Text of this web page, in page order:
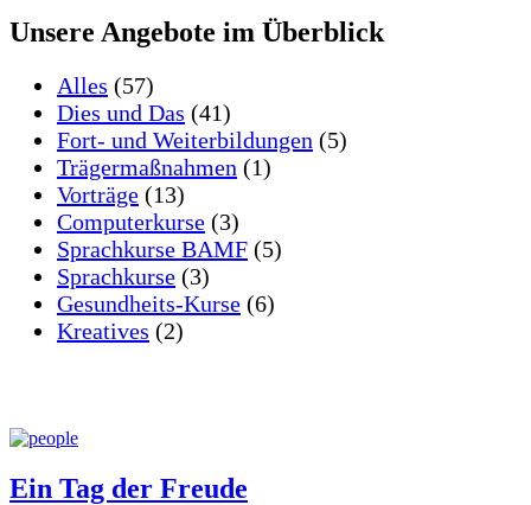
Unsere Angebote im Überblick
Alles (57)
Dies und Das (41)
Fort- und Weiterbildungen (5)
Trägermaßnahmen (1)
Vorträge (13)
Computerkurse (3)
Sprachkurse BAMF (5)
Sprachkurse (3)
Gesundheits-Kurse (6)
Kreatives (2)
Ein Tag der Freude